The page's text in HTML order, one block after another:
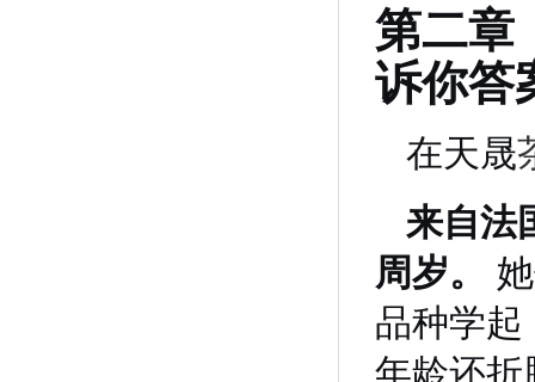
第二
诉你答
在天晟
来自法
周岁。
品种学
年龄还折